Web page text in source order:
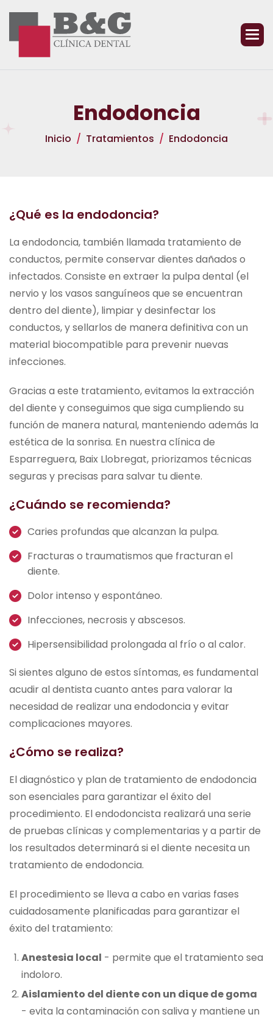
Endodoncia
Inicio Tratamientos Endodoncia
¿Qué es la endodoncia?
La endodoncia, también llamada tratamiento de
conductos, permite conservar dientes dañados o
infectados. Consiste en extraer la pulpa dental (el
nervio y los vasos sanguíneos que se encuentran
dentro del diente), limpiar y desinfectar los
conductos, y sellarlos de manera definitiva con un
material biocompatible para prevenir nuevas
infecciones.
Gracias a este tratamiento, evitamos la extracción
del diente y conseguimos que siga cumpliendo su
función de manera natural, manteniendo además la
estética de la sonrisa. En nuestra clínica de
Esparreguera, Baix Llobregat, priorizamos técnicas
seguras y precisas para salvar tu diente.
¿Cuándo se recomienda?
Caries profundas que alcanzan la pulpa.
Fracturas o traumatismos que fracturan el
diente.
Dolor intenso y espontáneo.
Infecciones, necrosis y abscesos.
Hipersensibilidad prolongada al frío o al calor.
Si sientes alguno de estos síntomas, es fundamental
acudir al dentista cuanto antes para valorar la
necesidad de realizar una endodoncia y evitar
complicaciones mayores.
¿Cómo se realiza?
El diagnóstico y plan de tratamiento de endodoncia
son esenciales para garantizar el éxito del
procedimiento. El endodoncista realizará una serie
de pruebas clínicas y complementarias y a partir de
los resultados determinará si el diente necesita un
tratamiento de endodoncia.
El procedimiento se lleva a cabo en varias fases
cuidadosamente planificadas para garantizar el
éxito del tratamiento:
Anestesia local - permite que el tratamiento sea
indoloro.
Aislamiento del diente con un dique de goma
- evita la contaminación con saliva y mantiene un